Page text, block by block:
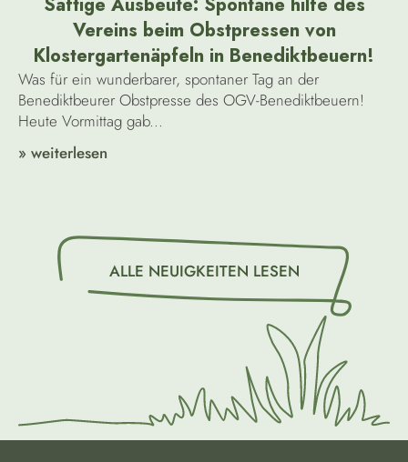
Vereins beim Obstpressen von
Klostergartenäpfeln in Benediktbeuern!
Was für ein wunderbarer, spontaner Tag an der
Benediktbeurer Obstpresse des OGV-Benediktbeuern!
Heute Vormittag gab...
» weiterlesen
ALLE NEUIGKEITEN LESEN